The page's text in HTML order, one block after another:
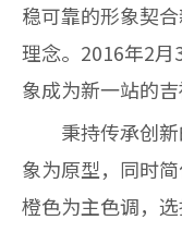
稳可靠的形象契
理念。2016年2
象成为新一站的吉
秉持传承创
象为原型，同时
橙色为主色调，